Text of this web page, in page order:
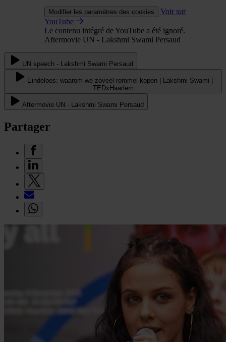
Modifier les paramètres des cookies
Voir sur
YouTube
Le contenu intégré de YouTube a été ignoré.
Aftermovie UN - Lakshmi Swami Persaud
UN speech - Lakshmi Swami Persaud
Eindeloos: waarom we zoveel rommel kopen | Lakshmi Swami |
TEDxHaarlem
Aftermovie UN - Lakshmi Swami Persaud
Partager